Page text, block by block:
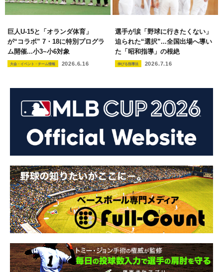
巨人U-15と「オランダ体育」
が“コラボ” 7・18に特別プログラ
ム開催...小3~小6対象
大会・イベント・チーム情報 2026.6.16
選手が涙「野球に行きたくない」
迫られた“選択”...全国出場へ導い
た「昭和指導」の根絶
伸びる指導法 2026.7.16